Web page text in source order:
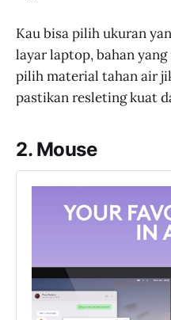
Kau bisa pilih ukuran
layar laptop, bahan
pilih material tahan air
pastikan resleting kuat
2. Mouse